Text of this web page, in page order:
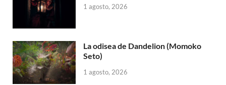
1 agosto, 2026
La odisea de Dandelion (Momoko
Seto)
1 agosto, 2026